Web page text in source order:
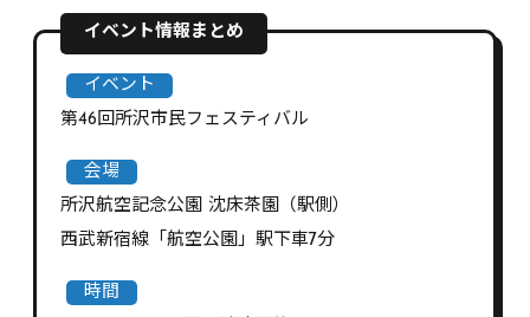
イベント情報まとめ
イベント
第46回所沢市民フェスティバル
会場
所沢航空記念公園 沈床茶園（駅側）
西武新宿線「航空公園」駅下車7分
時間